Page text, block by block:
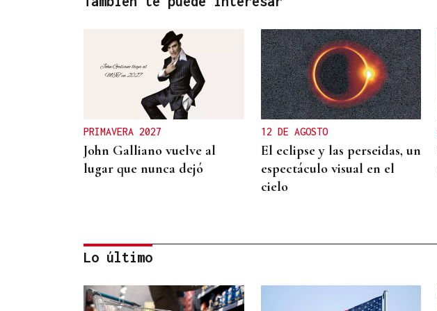
PRIMAVERA 2027
John Galliano vuelve al
lugar que nunca dejó
12 DE AGOSTO
El eclipse y las perseidas, un
espectáculo visual en el
cielo
Lo último